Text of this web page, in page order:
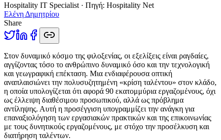
Hospitality IT Specialist · Πηγή: Hospitality Net
Ελένη Δημητρίου
Share
Στον δυναμικό κόσμο της φιλοξενίας, οι εξελίξεις είναι ραγδαίες,
αγγίζοντας τόσο το ανθρώπινο δυναμικό όσο και την τεχνολογική
και γεωγραφική επέκταση. Μια ενδιαφέρουσα οπτική
αναπλαισιώνει την πολυσυζητημένη «κρίση ταλέντου» στον κλάδο,
η οποία υπολογίζεται ότι αφορά 90 εκατομμύρια εργαζομένους, όχι
ως έλλειψη διαθέσιμου προσωπικού, αλλά ως πρόβλημα
αντίληψης. Αυτή η προσέγγιση υπογραμμίζει την ανάγκη για
επαναξιολόγηση των εργασιακών πρακτικών και της επικοινωνίας
με τους δυνητικούς εργαζομένους, με στόχο την προσέλκυση και
διατήρηση ταλέντων.